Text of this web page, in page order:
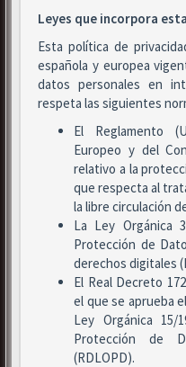
Leyes que incorpora
Esta política de
española y europea
datos personales en
respeta las siguientes
El Reglamento
Europeo y del
relativo a la
que respecta al
la libre circulación
La Ley Orgánica
Protección de
derechos digitales
El Real Decreto
el que se aprueba
Ley Orgánica
Protección de
(RDLOPD).